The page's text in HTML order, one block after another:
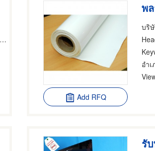
Add RFQ
พ
บริ
อำ
รั